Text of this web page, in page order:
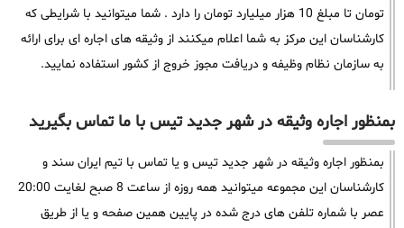
تومان تا مبلغ 10 هزار میلیارد تومان را دارد . شما میتوانید با شرایطی که
کارشناسان این مرکز به شما اعلام میکنند از وثیقه های اجاره ای برای ارائه
به سازمان نظام وظیفه و دریافت مجوز خروج از کشور استفاده نمایید.
بمنظور اجاره وثیقه در شهر جدید تیس با ما تماس بگیرید
بمنظور اجاره وثیقه در شهر جدید تیس و یا تماس با تیم ایران سند و
کارشناسان این مجموعه میتوانید همه روزه از ساعت 8 صبح لغایت 20:00
عصر با شماره تلفن های درج شده در پایین همین صفحه و یا از طریق